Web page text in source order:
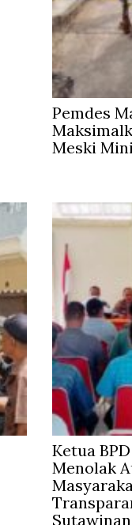
Pemdes
Meski
Ketua
Menolak